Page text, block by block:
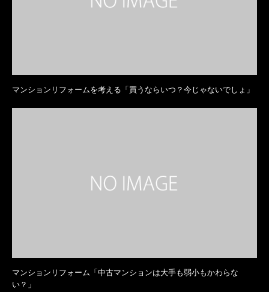
マンションリフォームを考える「買うならいつ？今じゃないでしょ」
マンションリフォーム「中古マンションは大手も弱小もかわらな
い？」